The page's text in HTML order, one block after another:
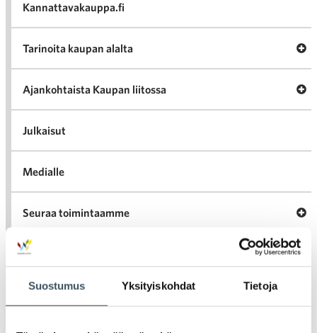
Suostumus Yksityiskohdat Tietoja
Kannattavakauppa.fi
Tarinoita kaupan alalta
Ajankohtaista Kaupan liitossa
Julkaisut
Medialle
Seuraa toimintaamme
Arkistot